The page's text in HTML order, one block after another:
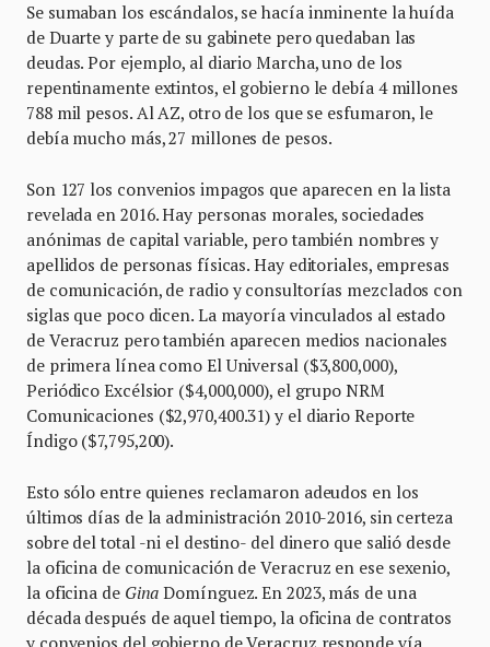
Se sumaban los escándalos, se hacía inminente la huída
de Duarte y parte de su gabinete pero quedaban las
deudas. Por ejemplo, al diario Marcha, uno de los
repentinamente extintos, el gobierno le debía 4 millones
788 mil pesos. Al AZ, otro de los que se esfumaron, le
debía mucho más, 27 millones de pesos.
Son 127 los convenios impagos que aparecen en la lista
revelada en 2016. Hay personas morales, sociedades
anónimas de capital variable, pero también nombres y
apellidos de personas físicas. Hay editoriales, empresas
de comunicación, de radio y consultorías mezclados con
siglas que poco dicen. La mayoría vinculados al estado
de Veracruz pero también aparecen medios nacionales
de primera línea como El Universal ($3,800,000),
Periódico Excélsior ($4,000,000), el grupo NRM
Comunicaciones ($2,970,400.31) y el diario Reporte
Índigo ($7,795,200).
Esto sólo entre quienes reclamaron adeudos en los
últimos días de la administración 2010-2016, sin certeza
sobre del total -ni el destino- del dinero que salió desde
la oficina de comunicación de Veracruz en ese sexenio,
la oficina de Gina Domínguez. En 2023, más de una
década después de aquel tiempo, la oficina de contratos